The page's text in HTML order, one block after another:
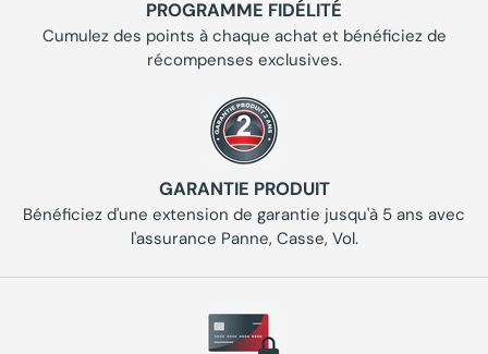
PROGRAMME FIDÉLITÉ
Cumulez des points à chaque achat et bénéficiez de
récompenses exclusives.
GARANTIE PRODUIT
Bénéficiez d'une extension de garantie jusqu'à 5 ans avec
l'assurance Panne, Casse, Vol.